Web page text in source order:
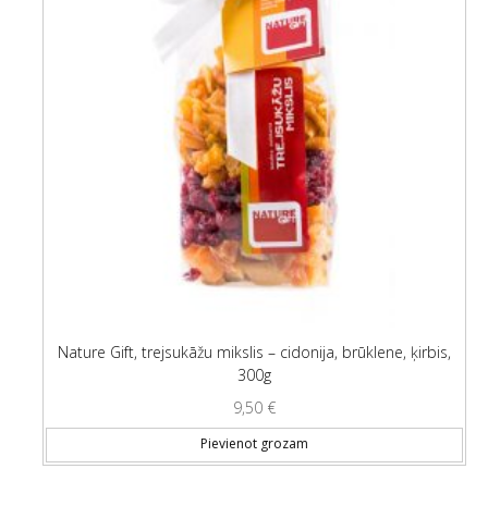
Nature Gift, trejsukāžu mikslis – cidonija, brūklene, ķirbis,
300g
9,50 €
Pievienot grozam